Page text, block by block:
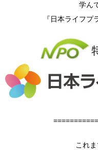
学ん
『日本ライフ
これ